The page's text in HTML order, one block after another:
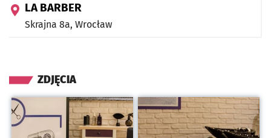
LA BARBER
Skrajna 8a, Wrocław
ZDJĘCIA
Kliknij, aby powiększyć Kliknij, aby powiększyć